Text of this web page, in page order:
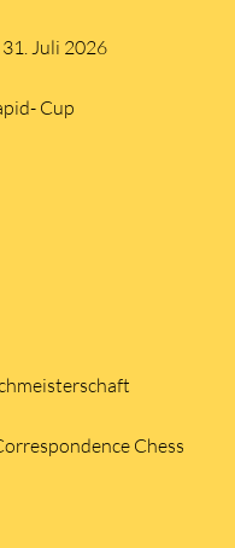
Juli 2026
Cup
Chess